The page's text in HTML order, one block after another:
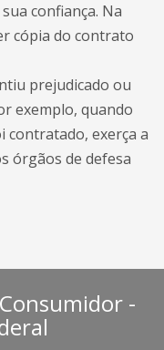
confiança. Na
cópia do contrato
prejudicado ou
exemplo, quando
contratado, exerça a
órgãos de defesa
-